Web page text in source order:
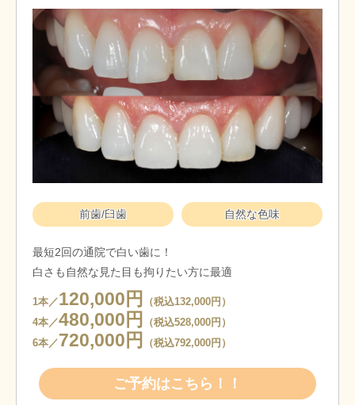
前歯/臼歯 自然な色味
最短2回の通院で白い歯に！
白さも自然な見た目も拘りたい方に最適
1本／120,000円
（税込132,000円）
4本／480,000円
（税込528,000円）
6本／720,000円 （税込792,000円）
ご予約はこちら！！